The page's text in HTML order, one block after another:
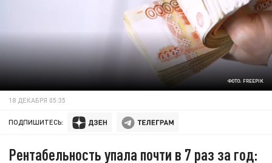
ФОТО: FREEPIK
18 ДЕКАБРЯ 05:35
ПОДПИШИТЕСЬ:
Рентабельность упала почти в 7 раз за год: